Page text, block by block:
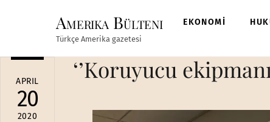
Amerika Bülteni
Türkçe Amerika gazetesi
EKONOMİ
APRIL
20
2020
‘’Koruyucu